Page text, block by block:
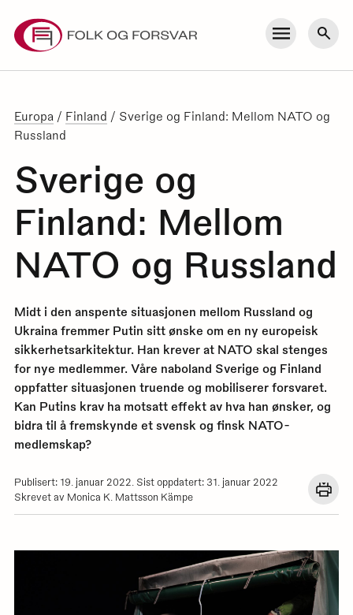
content
Meny Søk
Europa / Finland / Sverige og Finland: Mellom NATO og
Russland
Sverige og
Finland: Mellom
NATO og Russland
Midt i den anspente situasjonen mellom Russland og
Ukraina fremmer Putin sitt ønske om en ny europeisk
sikkerhetsarkitektur. Han krever at NATO skal stenges
for nye medlemmer. Våre naboland Sverige og Finland
oppfatter situasjonen truende og mobiliserer forsvaret.
Kan Putins krav ha motsatt effekt av hva han ønsker, og
bidra til å fremskynde et svensk og finsk NATO-
medlemskap?
Publisert: 19. januar 2022. Sist oppdatert: 31. januar 2022
Skrevet av Monica K. Mattsson Kämpe
Åpne
en
for